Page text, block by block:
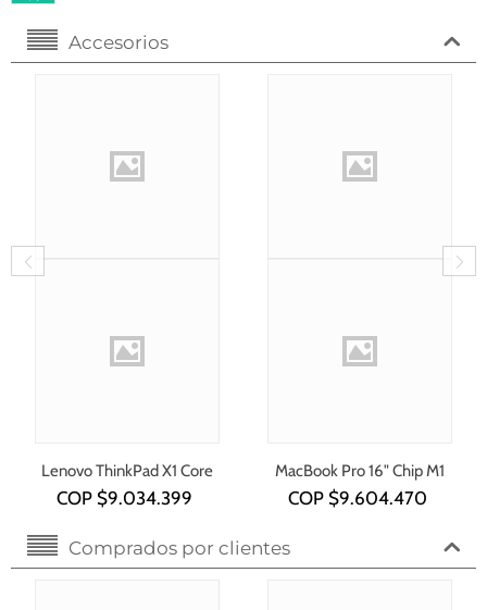
Accesorios
Lenovo ThinkPad X1 Core
i7-1355U
COP $9.034.399
MacBook Pro 16" Chip M1
COP $9.604.470
Comprados por clientes